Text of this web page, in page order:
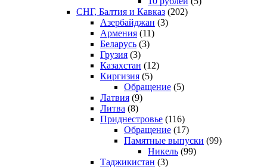
СНГ, Балтия и Кавказ (202)
Азербайджан (3)
Армения (11)
Беларусь (3)
Грузия (3)
Казахстан (12)
Киргизия (5)
Обращение (5)
Латвия (9)
Литва (8)
Приднестровье (116)
Обращение (17)
Памятные выпуски (99)
Никель (99)
Таджикистан (3)